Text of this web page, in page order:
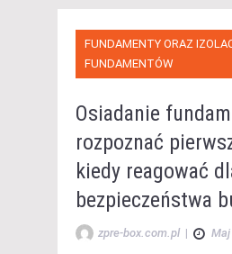
FUNDAMENTY ORAZ
FUNDAMENTÓW
Osiadanie
rozpoznać
kiedy reagować
bezpieczeństwa
zpre-box.com.pl | Maj